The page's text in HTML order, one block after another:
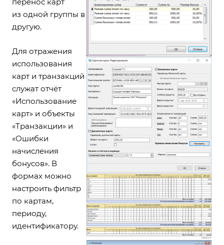
из одной группы в
другую.
Для отражения
использования
карт и транзакций
служат отчёт
«Использование
карт» и объекты
«Транзакции» и
«Ошибки
начисления
бонусов». В
формах можно
настроить фильтр
по картам,
периоду,
идентификатору.